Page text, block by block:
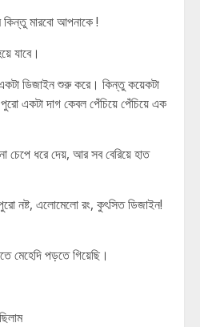
মারবো আপনাকে !
যাবে।
ডিজাইন শুরু করে। কিন্তু কয়েকটা
একটা দাগ কেবল পেঁচিয়ে পেঁচিয়ে এক
চেপে ধরে দেয়, আর সব বেরিয়ে হাত
নষ্ট, এলোমেলো রং, কুৎসিত ডিজাইন!
মেহেদি পড়তে গিয়েছি।